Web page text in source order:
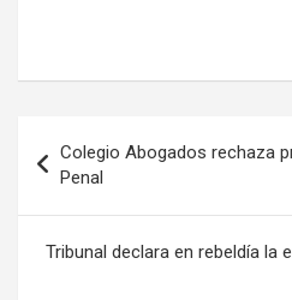
de
entradas
Colegio Abogados rechaza
Penal
Tribunal declara en rebeldía la